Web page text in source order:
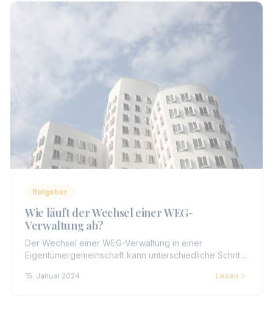
Ratgeber
Wie läuft der Wechsel einer WEG-
Verwaltung ab?
Der Wechsel einer WEG-Verwaltung in einer
Eigentümergemeinschaft kann unterschiedliche Schritte
Übersicht über den Ablauf.
15. Januar 2024 Lesen